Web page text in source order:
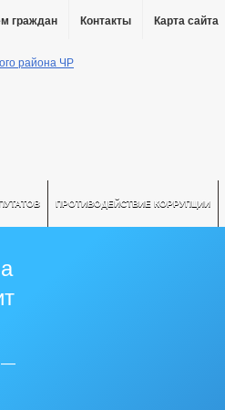
граждан Контакты Карта сайта
ПРОТИВОДЕЙСТВИЕ КОРРУПЦИИ
—